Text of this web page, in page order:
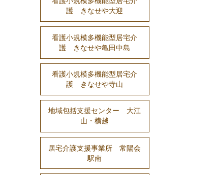
護 きなせや大迎
看護小規模多機能型居宅介
護 きなせや亀田中島
看護小規模多機能型居宅介
護 きなせや寺山
地域包括支援センター 大江
山・横越
居宅介護支援事業所 常陽会
駅南